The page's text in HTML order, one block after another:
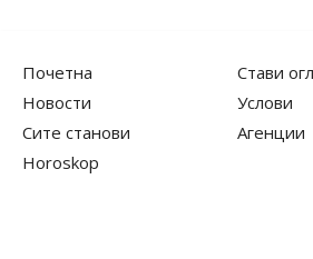
Почетна Стави
Новости
Услови
Сите станови
Агенции
Horoskop